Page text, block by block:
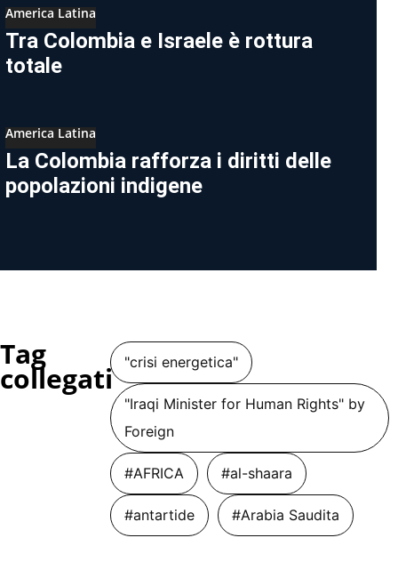
America Latina
Tra Colombia e Israele è rottura
totale
America Latina
La Colombia rafforza i diritti delle
popolazioni indigene
Tag
collegati "crisi energetica"
"Iraqi Minister for Human Rights" by
Foreign
#AFRICA #al-shaara
#antartide #Arabia Saudita